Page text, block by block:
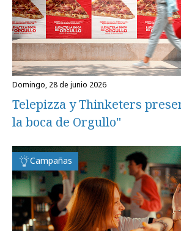
domingo, 28 de junio 2026
Telepizza y Thinketers
la boca de Orgullo"
Campañas